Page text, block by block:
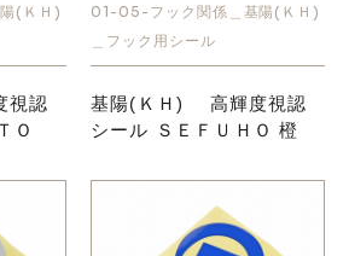
(ＫＨ)
認
Ｏ
01-05-フック関係＿基陽(ＫＨ)
＿フック用シール
基陽(ＫＨ) 高輝度視認
シール ＳＥＦＵＨＯ 橙